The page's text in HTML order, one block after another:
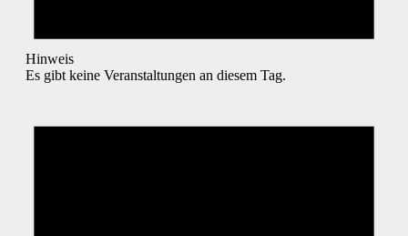
Hinweis
Es gibt keine Veranstaltungen an diesem Tag.